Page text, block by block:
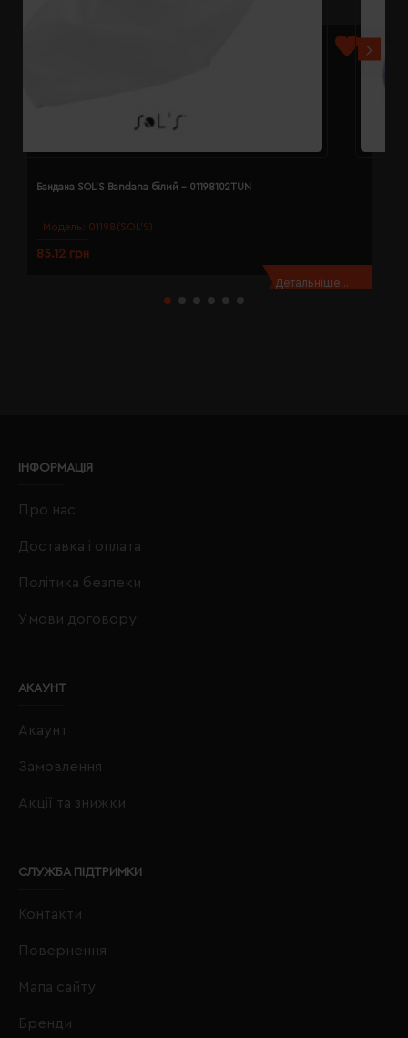
Модель: 01198(SOL’S)
Бандана SOL'S Bandana білий - 01198102TUN
85.12 грн
Детальніше...
ІНФОРМАЦІЯ
Про нас
Доставка і оплата
Політика безпеки
Умови договору
АКАУНТ
Акаунт
Замовлення
Акції та знижки
СЛУЖБА ПІДТРИМКИ
Контакти
Повернення
Мапа сайту
Бренди